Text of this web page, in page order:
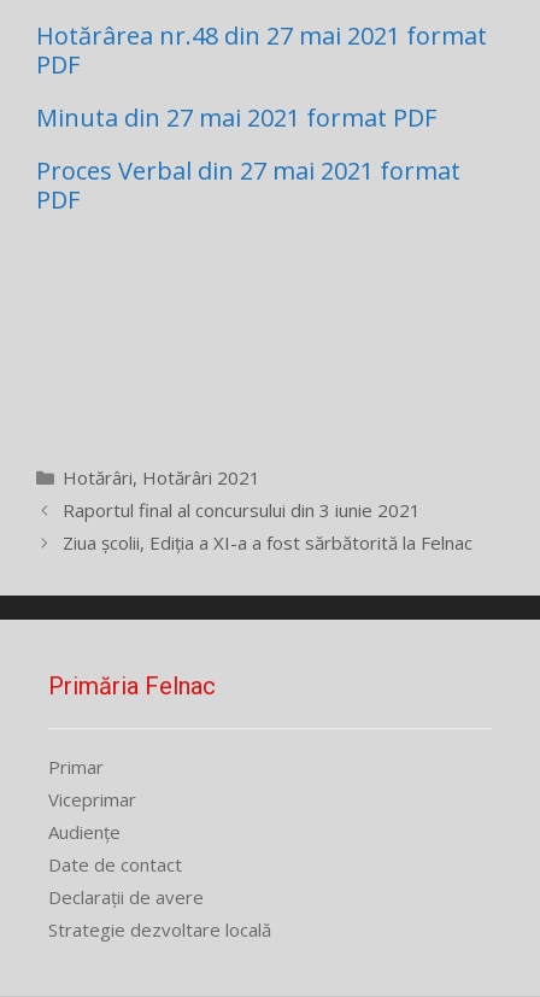
Hotărârea nr.48 din 27 mai 2021 format
PDF
Minuta din 27 mai 2021 format PDF
Proces Verbal din 27 mai 2021 format
PDF
Categorii
Hotărâri, Hotărâri 2021
Raportul final al concursului din 3 iunie 2021
Ziua școlii, Ediția a XI-a a fost sărbătorită la Felnac
Primăria Felnac
Primar
Viceprimar
Audiențe
Date de contact
Declarații de avere
Strategie dezvoltare locală